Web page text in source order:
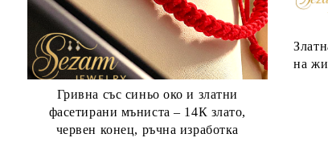
Гривна със синьо око и златни
фасетирани мъниста – 14К злато,
червен конец, ръчна изработка
на